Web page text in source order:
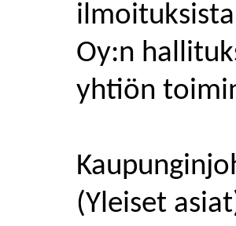
Oy:n
yhtiön
(Yleiset